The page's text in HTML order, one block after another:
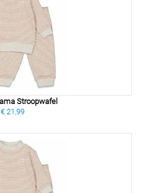
Stroopwafel
€ 21,99